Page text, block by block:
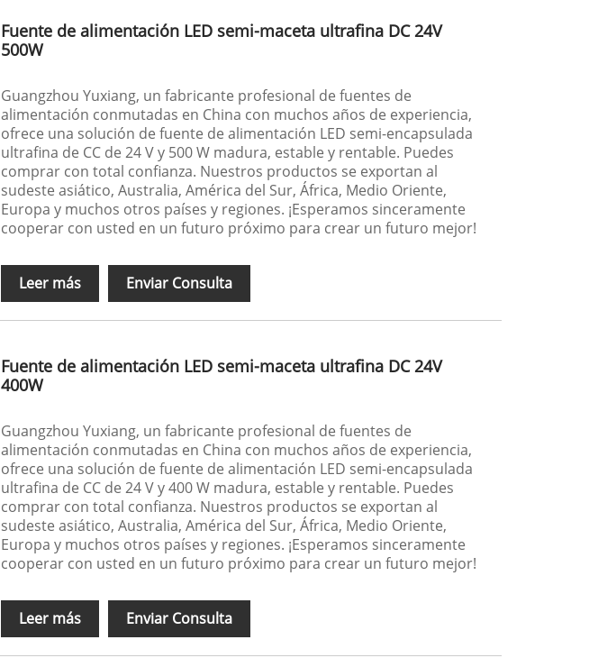
Fuente de alimentación LED semi-maceta ultrafina DC 24V
500W
Guangzhou Yuxiang, un fabricante profesional de fuentes de
alimentación conmutadas en China con muchos años de experiencia,
ofrece una solución de fuente de alimentación LED semi-encapsulada
ultrafina de CC de 24 V y 500 W madura, estable y rentable. Puedes
comprar con total confianza. Nuestros productos se exportan al
sudeste asiático, Australia, América del Sur, África, Medio Oriente,
Europa y muchos otros países y regiones. ¡Esperamos sinceramente
cooperar con usted en un futuro próximo para crear un futuro mejor!
Leer más Enviar Consulta
Fuente de alimentación LED semi-maceta ultrafina DC 24V
400W
Guangzhou Yuxiang, un fabricante profesional de fuentes de
alimentación conmutadas en China con muchos años de experiencia,
ofrece una solución de fuente de alimentación LED semi-encapsulada
ultrafina de CC de 24 V y 400 W madura, estable y rentable. Puedes
comprar con total confianza. Nuestros productos se exportan al
sudeste asiático, Australia, América del Sur, África, Medio Oriente,
Europa y muchos otros países y regiones. ¡Esperamos sinceramente
cooperar con usted en un futuro próximo para crear un futuro mejor!
Leer más Enviar Consulta